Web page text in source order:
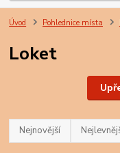
Úvod Pohlednice místa
Loket
Nejnovější